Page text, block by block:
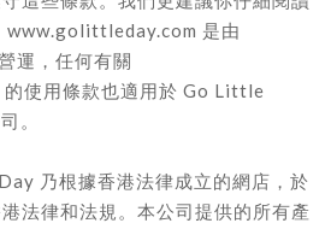
www.golittleday.com 是由
運，任何有關
使用條款也適用於 Go Little
。
乃根據香港法律成立的網店，於
法律和法規。本公司提供的所有產